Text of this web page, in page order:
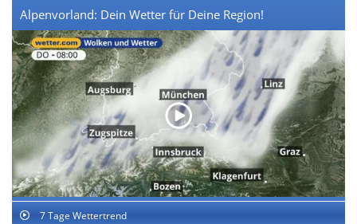
Alpenvorland: Dein Wetter für Deine Region!
7 Tage Wettertrend